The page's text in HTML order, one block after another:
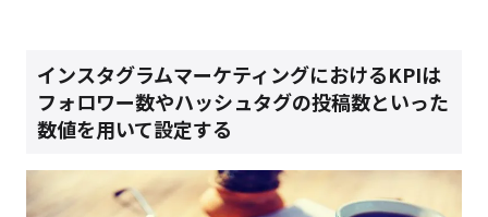
インスタグラムマーケティングにおけるKPIは
フォロワー数やハッシュタグの投稿数といった
数値を用いて設定する